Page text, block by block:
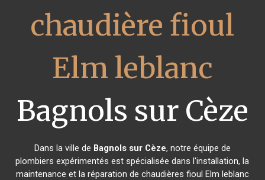
chaudière fioul
Elm leblanc
Bagnols sur Cèze
Dans la ville de Bagnols sur Cèze, notre équipe de
plombiers expérimentés est spécialisée dans l'installation, la
maintenance et la réparation de chaudières fioul Elm leblanc